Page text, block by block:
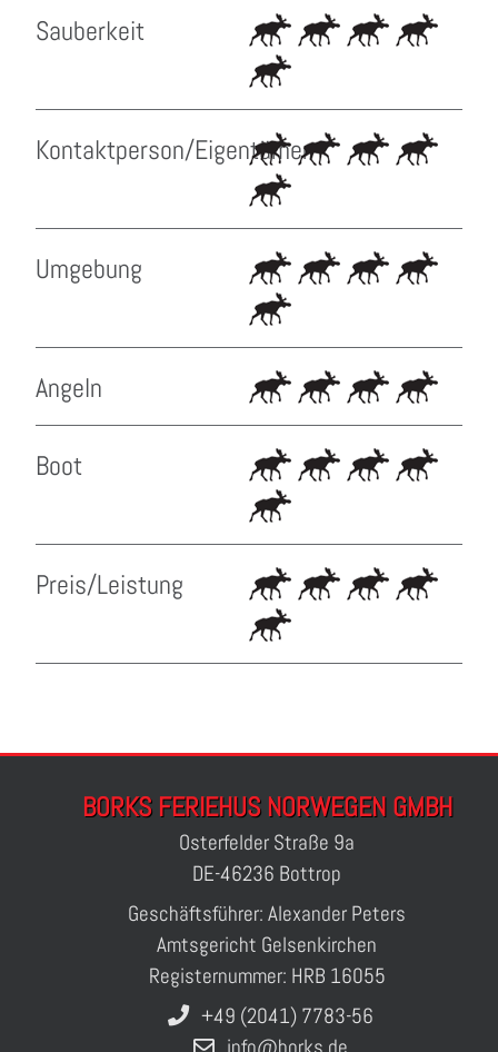
Sauberkeit
Kontaktperson/Eigentümer
Umgebung
Angeln
Boot
Preis/Leistung
BORKS FERIEHUS NORWEGEN GMBH
Osterfelder Straße 9a
DE-46236 Bottrop
Geschäftsführer: Alexander Peters
Amtsgericht Gelsenkirchen
Registernummer: HRB 16055
+49 (2041) 7783-56